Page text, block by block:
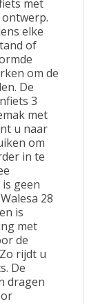
met
elke
of
om de
De
3
met
u naar
om
in te
geen
28
is
met
de
rijdt u
De
dragen